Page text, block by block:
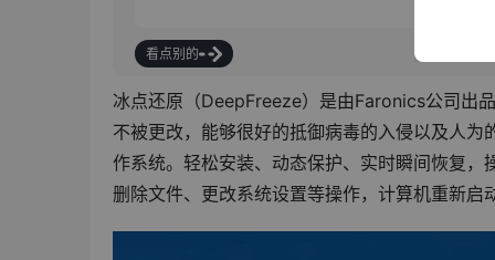
看点别的
冰点还原（DeepFreeze）是由Faronics公司出
不被更改，能够很好的抵御病毒的入侵以及人
作系统。轻松安装、动态保护、实时瞬间恢复
删除文件、更改系统设置等操作，计算机重新启